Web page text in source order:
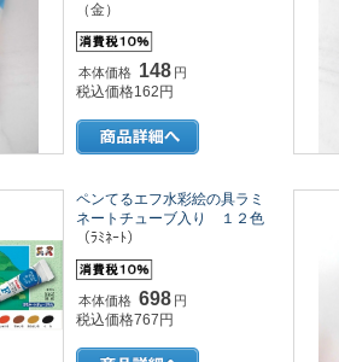
（金）
本体価格 148 円
税込価格162円
ペンてるエフ水彩絵の具ラミ
ネートチューブ入り １２色
（ﾗﾐﾈｰﾄ）
本体価格 698 円
税込価格767円